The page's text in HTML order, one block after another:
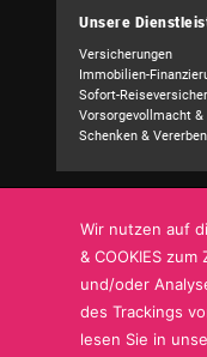
Unsere
Versicherungen
Immobilien-
Sofort-
Vorsorgevollmacht
Schenken & Vererben
Kundencenter
Schadensmeldung
Adressänderung
Bankverbindung
Sonstige Mitteilung
Wir nutzen auf
& COOKIES
und/oder
des Trackings
lesen Sie in